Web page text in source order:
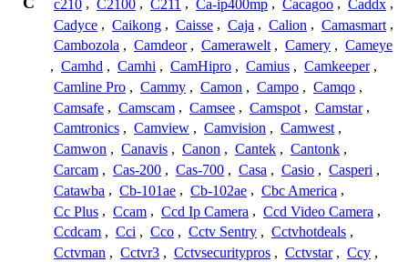
c210 , C2100 , C211 , Ca-ip400mp , Cacagoo , Caddx ,
Cadyce , Caikong , Caisse , Caja , Calion , Camasmart ,
Cambozola , Camdeor , Camerawelt , Camery , Cameye
, Camhd , Camhi , CamHipro , Camius , Camkeeper ,
Camline Pro , Cammy , Camon , Campo , Camqo ,
Camsafe , Camscam , Camsee , Camspot , Camstar ,
Camtronics , Camview , Camvision , Camwest ,
Camwon , Canavis , Canon , Cantek , Cantonk ,
Carcam , Cas-200 , Cas-700 , Casa , Casio , Casperi ,
Catawba , Cb-101ae , Cb-102ae , Cbc America ,
Cc Plus , Ccam , Ccd Ip Camera , Ccd Video Camera ,
Ccdcam , Cci , Cco , Cctv Sentry , Cctvhotdeals ,
Cctvman , Cctvr3 , Cctvsecuritypros , Cctvstar , Ccy ,